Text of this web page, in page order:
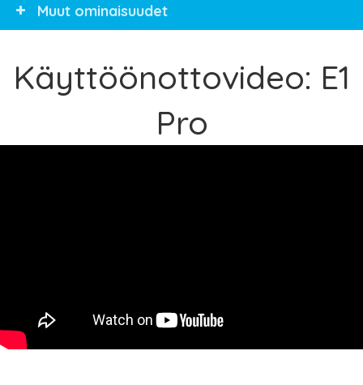
Muut ominaisuudet
Käyttöönottovideo: E1
Pro